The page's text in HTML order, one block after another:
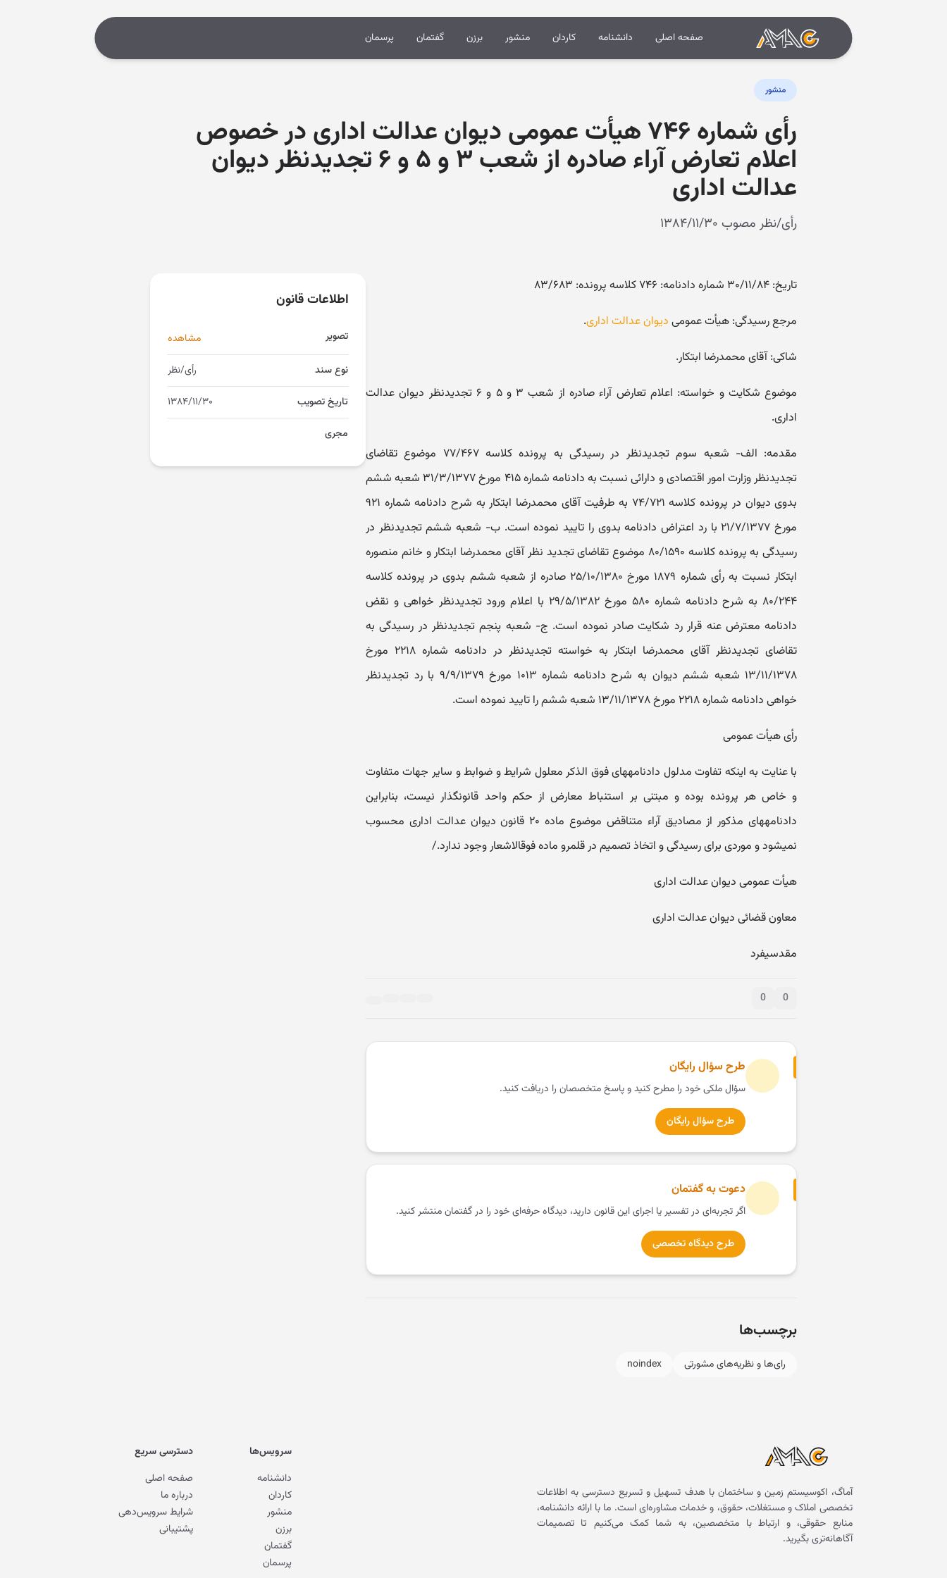
صفحه اصلی دانشنامه کاردان منشور برزن گفتمان پرسمان
منشور
رأی شماره ۷۴۶ هیأت عمومی دیوان عدالت اداری در خصوص
اعلام تعارض آراء صادره از شعب ۳ و ۵ و ۶ تجدیدنظر دیوان
عدالت اداری
رأی/نظر مصوب ۱۳۸۴/۱۱/۳۰
تاریخ: ۳۰/۱۱/۸۴ شماره دادنامه: ۷۴۶ کلاسه پرونده: ۸۳/۶۸۳
مرجع رسیدگی: هیأت عمومی دیوان عدالت اداری.
شاکی: آقای محمدرضا ابتکار.
موضوع شکایت و خواسته: اعلام تعارض آراء صادره از شعب ۳ و ۵ و ۶ تجدیدنظر دیوان عدالت
اداری.
مقدمه: الف- شعبه سوم تجدیدنظر در رسیدگی به پرونده کلاسه ۷۷/۴۶۷ موضوع تقاضای
تجدیدنظر وزارت امور اقتصادی و دارائی نسبت به دادنامه شماره ۴۱۵ مورخ ۳۱/۳/۱۳۷۷ شعبه ششم
بدوی دیوان در پرونده کلاسه ۷۴/۷۲۱ به طرفیت آقای محمدرضا ابتکار به شرح دادنامه شماره ۹۲۱
مورخ ۲۱/۷/۱۳۷۷ با رد اعتراض دادنامه بدوی را تایید نموده است. ب- شعبه ششم تجدیدنظر در
رسیدگی به پرونده کلاسه ۸۰/۱۵۹۰ موضوع تقاضای تجدید نظر آقای محمدرضا ابتکار و خانم منصوره
ابتکار نسبت به رأی شماره ۱۸۷۹ مورخ ۲۵/۱۰/۱۳۸۰ صادره از شعبه ششم بدوی در پرونده کلاسه
۸۰/۲۴۴ به شرح دادنامه شماره ۵۸۰ مورخ ۲۹/۵/۱۳۸۲ با اعلام ورود تجدیدنظر خواهی و نقض
دادنامه معترض عنه قرار رد شکایت صادر نموده است. ج- شعبه پنجم تجدیدنظر در رسیدگی به
تقاضای تجدیدنظر آقای محمدرضا ابتکار به خواسته تجدیدنظر در دادنامه شماره ۲۲۱۸ مورخ
۱۳/۱۱/۱۳۷۸ شعبه ششم دیوان به شرح دادنامه شماره ۱۰۱۳ مورخ ۹/۹/۱۳۷۹ با رد تجدیدنظر
خواهی دادنامه شماره ۲۲۱۸ مورخ ۱۳/۱۱/۱۳۷۸ شعبه ششم را تایید نموده است.
رأی هیأت عمومی
با عنایت به اینکه تفاوت مدلول دادنامه‎های فوق الذکر معلول شرایط و ضوابط و سایر جهات متفاوت
و خاص هر پرونده بوده و مبتنی بر استنباط معارض از حکم واحد قانونگذار نیست، بنابراین
دادنامه‎های مذکور از مصادیق آراء متناقض موضوع ماده ۲۰ قانون دیوان عدالت اداری محسوب
نمی‎شود و موردی برای رسیدگی و اتخاذ تصمیم در قلمرو ماده فوق‎الاشعار وجود ندارد./
هیأت عمومی دیوان عدالت اداری
معاون قضائی دیوان عدالت اداری
مقدسی‎فرد
0
0
طرح سؤال رایگان
سؤال ملکی خود را مطرح کنید و پاسخ متخصصان را دریافت کنید.
طرح سؤال رایگان
دعوت به گفتمان
اگر تجربه‌ای در تفسیر یا اجرای این قانون دارید، دیدگاه حرفه‌ای خود را در گفتمان منتشر کنید.
طرح دیدگاه تخصصی
برچسب‌ها
رای‌ها و نظریه‌های مشورتی noindex
اطلاعات قانون
تصویر مشاهده
نوع سند رأی/نظر
تاریخ تصویب ۱۳۸۴/۱۱/۳۰
مجری
آماگ، اکوسیستم زمین و ساختمان با هدف تسهیل و تسریع دسترسی به اطلاعات
تخصصی املاک و مستغلات، حقوق، و خدمات مشاوره‌ای است. ما با ارائه دانشنامه،
منابع حقوقی، و ارتباط با متخصصین، به شما کمک می‌کنیم تا تصمیمات
آگاهانه‌تری بگیرید.
سرویس‌ها
دانشنامه
کاردان
منشور
برزن
گفتمان
پرسمان
دسترسی سریع
صفحه اصلی
درباره ما
شرایط سرویس‌دهی
پشتیبانی